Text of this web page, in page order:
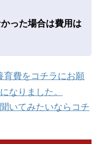
った場合は費用は
育費をコチラにお願
なりました。
いてみたいならコチ